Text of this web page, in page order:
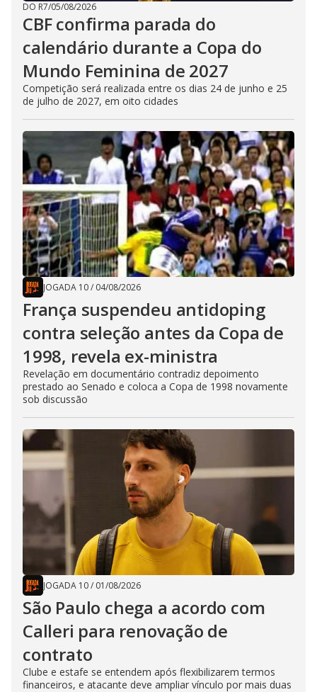
DO R7/05/08/2026
CBF confirma parada do
calendário durante a Copa do
Mundo Feminina de 2027
Competição será realizada entre os dias 24 de junho e 25
de julho de 2027, em oito cidades
JOGADA 10/ 04/08/2026
França suspendeu antidoping
contra seleção antes da Copa de
1998, revela ex-ministra
Revelação em documentário contradiz depoimento
prestado ao Senado e coloca a Copa de 1998 novamente
sob discussão
JOGADA 10/ 01/08/2026
São Paulo chega a acordo com
Calleri para renovação de
contrato
Clube e estafe se entendem após flexibilizarem termos
financeiros, e atacante deve ampliar vínculo por mais duas